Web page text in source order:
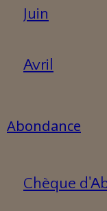
Juin
Avril
Abondance
Chèque